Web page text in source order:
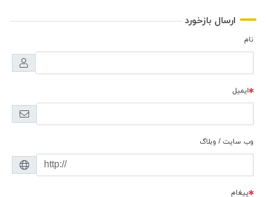
ارسال بازخورد
نام
ایمیل
وب سایت / وبلاگ
پیغام